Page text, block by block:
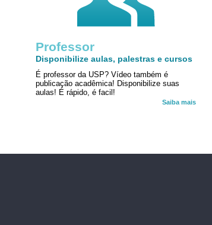
Professor
Disponibilize aulas, palestras e cursos
É professor da USP? Vídeo também é
publicação acadêmica! Disponibilize suas
aulas! É rápido, é facil!
Saiba mais